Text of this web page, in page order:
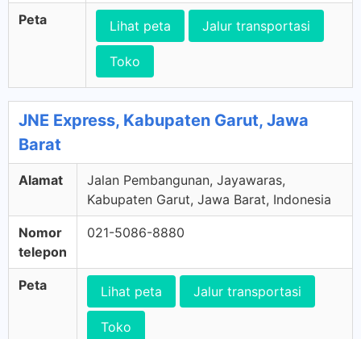
Peta Lihat peta Jalur transportasi
Toko
JNE Express, Kabupaten Garut, Jawa
Barat
Alamat
Jalan Pembangunan, Jayawaras,
Kabupaten Garut, Jawa Barat, Indonesia
Nomor
telepon
021-5086-8880
Peta Lihat peta Jalur transportasi
Toko